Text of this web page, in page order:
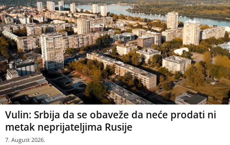
Vulin: Srbija da se obaveže da neće prodati ni
metak neprijateljima Rusije
7. August 2026.